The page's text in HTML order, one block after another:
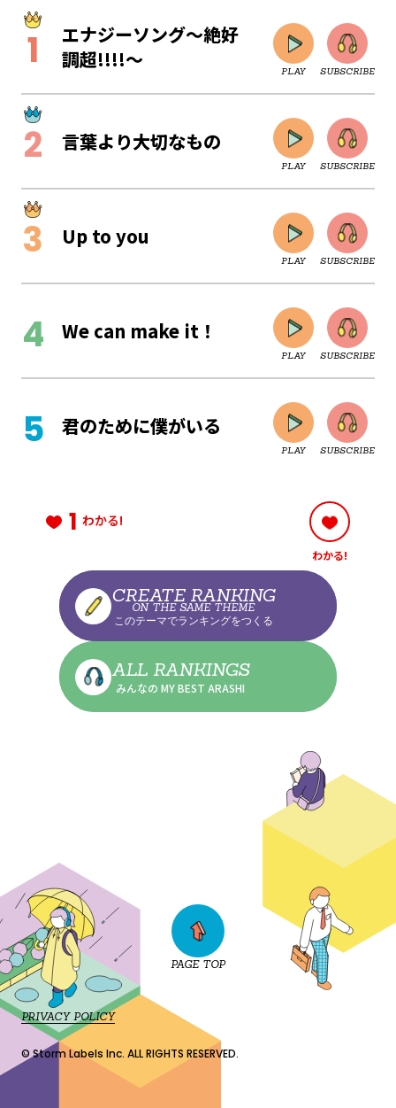
エナジーソング～絶好
調超!!!!～
PLAY SUBSCRIBE
言葉より大切なもの
PLAY SUBSCRIBE
Up to you
PLAY SUBSCRIBE
We can make it！
PLAY SUBSCRIBE
CLOSE
君のために僕がいる
PLAY SUBSCRIBE
CLOSE
1 わかる!
わかる!
CREATE RANKING
ON THE SAME THEME
このテーマでランキングをつくる
ALL RANKINGS
みんなの MY BEST ARASHI
PRIVACY POLICY
© Storm Labels Inc. ALL RIGHTS RESERVED.
PAGE TOP